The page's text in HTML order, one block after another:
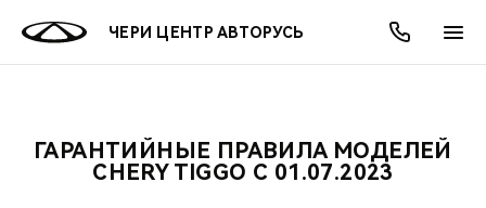
ЧЕРИ ЦЕНТР АВТОРУСЬ
МОДЕЛИ
ПОКУПАТЕЛЯМ
ВЛАДЕЛЬЦАМ
МИР CHERY
АКЦИИ
ОНЛАЙН СЕРВИСЫ
О КОМПАНИИ
ГАРАНТИЙНЫЕ ПРАВИЛА МОДЕЛЕЙ
CHERY TIGGO С 01.07.2023